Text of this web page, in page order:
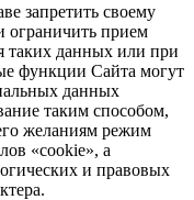
запретить своему
ограничить прием
таких данных или при
функции Сайта могут
данных
таким способом,
желаниям режим
«cookie», а
и правовых